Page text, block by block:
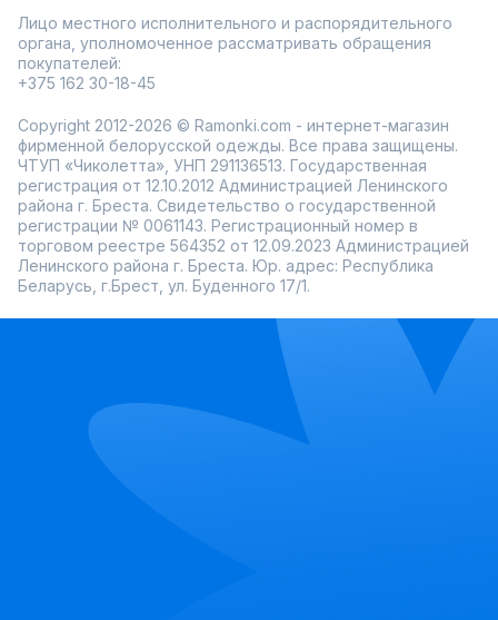
Лицо местного исполнительного и распорядительного
органа, уполномоченное рассматривать обращения
покупателей:
+375 162 30-18-45
Copyright 2012-2026 © Ramonki.com - интернет-магазин
фирменной белорусской одежды. Все права защищены.
ЧТУП «Чиколетта», УНП 291136513. Государственная
регистрация от 12.10.2012 Администрацией Ленинского
района г. Бреста. Свидетельство о государственной
регистрации № 0061143. Регистрационный номер в
торговом реестре 564352 от 12.09.2023 Администрацией
Ленинского района г. Бреста. Юр. адрес: Республика
Беларусь, г.Брест, ул. Буденного 17/1.